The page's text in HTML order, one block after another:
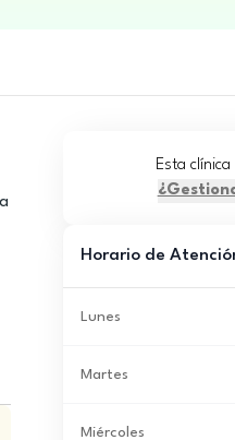
Esta
Horario de
Lunes
Martes
Miércoles